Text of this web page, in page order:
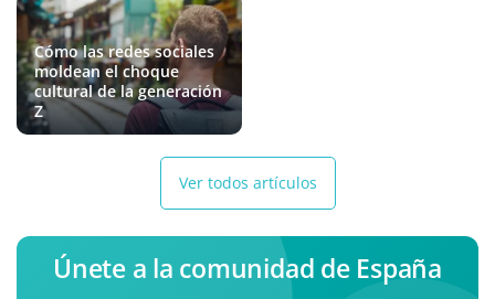
Cómo las redes sociales
moldean el choque
cultural de la generación
Z
Ver todos artículos
Únete a la comunidad de España